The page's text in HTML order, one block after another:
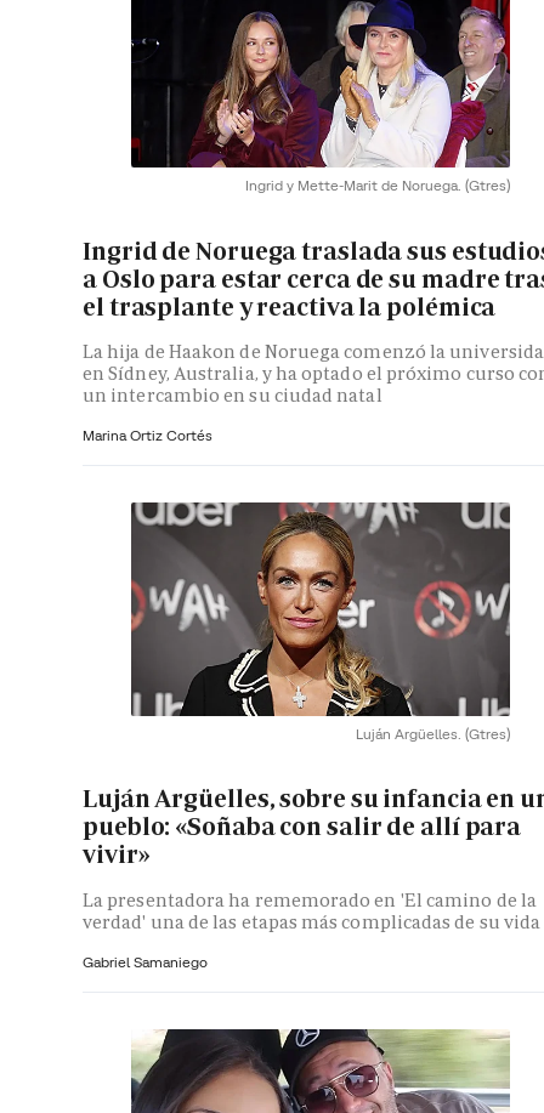
Ingrid y Mette-Marit de Noruega. (Gtres)
Ingrid de Noruega traslada sus
a Oslo para estar cerca de su madre
el trasplante y reactiva la polémica
La hija de Haakon de Noruega comenzó la
en Sídney, Australia, y ha optado el próximo curso
un intercambio en su ciudad natal
Marina Ortiz Cortés
Luján Argüelles. (Gtres)
Luján Argüelles, sobre su infancia en
pueblo: «Soñaba con salir de allí para
vivir»
La presentadora ha rememorado en 'El camino de la
verdad' una de las etapas más complicadas de su vida
Gabriel Samaniego